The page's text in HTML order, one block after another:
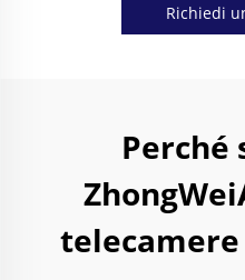
Richiedi
Perché